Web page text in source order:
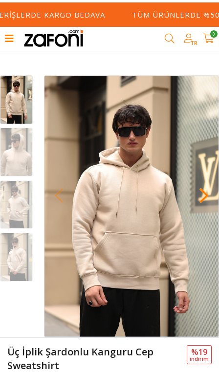
KARGO BEDAVA TÜM ÜRÜNLERDE
TR
0
Üç İplik Şardonlu Kanguru Cep
Sweatshirt
%19
i̇ndi̇ri̇m